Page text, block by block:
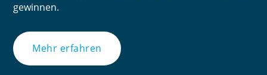
gewinnen.
Mehr erfahren